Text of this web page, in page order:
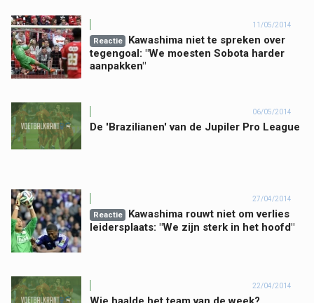
11/05/2014
Reactie
Kawashima niet te spreken over
tegengoal: "We moesten Sobota harder
aanpakken"
06/05/2014
De 'Brazilianen' van de Jupiler Pro League
27/04/2014
Reactie
Kawashima rouwt niet om verlies
leidersplaats: "We zijn sterk in het hoofd"
22/04/2014